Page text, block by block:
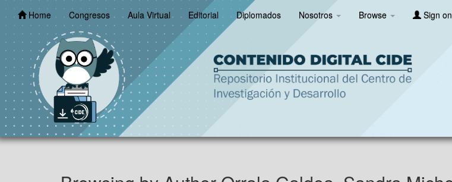
Skip
navigationHome Congresos Aula Virtual Editorial Diplomados Nosotros Browse Sign